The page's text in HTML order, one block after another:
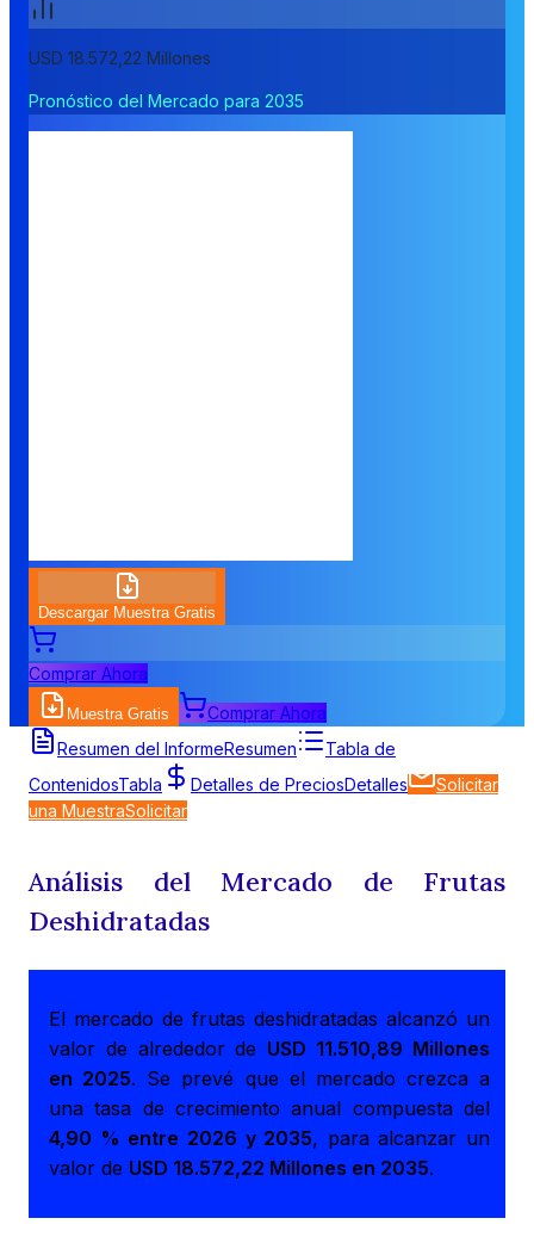
USD 18.572,22 Millones
Pronóstico del Mercado para 2035
Descargar Muestra Gratis
Comprar Ahora
Muestra Gratis
Comprar Ahora
Resumen del InformeResumen
Tabla de
ContenidosTabla Detalles de PreciosDetalles
Solicitar
una MuestraSolicitar
Análisis del Mercado de Frutas
Deshidratadas
El mercado de frutas deshidratadas alcanzó un
valor de alrededor de USD 11.510,89 Millones
en 2025. Se prevé que el mercado crezca a
una tasa de crecimiento anual compuesta del
4,90 % entre 2026 y 2035, para alcanzar un
valor de USD 18.572,22 Millones en 2035.